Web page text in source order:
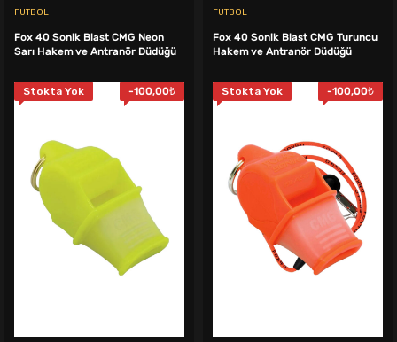
FUTBOL
Fox 40 Sonik Blast CMG Neon
Sarı Hakem ve Antranör Düdüğü
Stokta Yok -100,00₺
FUTBOL
Fox 40 Sonik Blast CMG Turuncu
Hakem ve Antranör Düdüğü
Stokta Yok -100,00₺